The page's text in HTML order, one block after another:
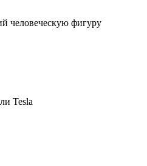
человеческую фигуру
Tesla